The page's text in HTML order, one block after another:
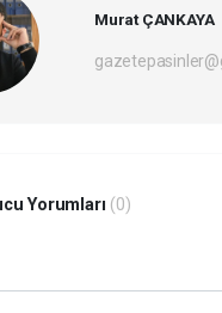
Murat ÇANKAYA
Yorumları (0)